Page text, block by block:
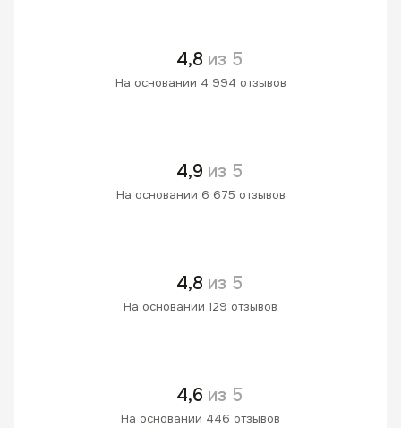
4,8 из 5
На основании 4 994 отзывов
4,9 из 5
На основании 6 675 отзывов
4,8 из 5
На основании 129 отзывов
4,6 из 5
На основании 446 отзывов